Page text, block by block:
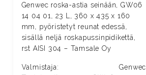
Genwec roska-astia seinään, GW06
14 04 01, 23 L, 360 x 435 x 160
mm, pyöristetyt reunat edessä,
sisällä neljä roskapussinpidikettä,
rst AISI 304 – Tamsale Oy
Valmistaja:
Genwec